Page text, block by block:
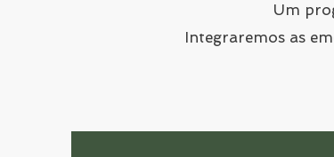
Um
Integraremos as